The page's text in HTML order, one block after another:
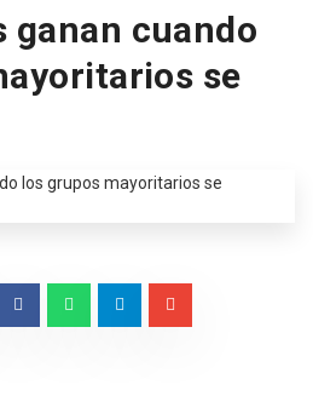
ganan cuando
se